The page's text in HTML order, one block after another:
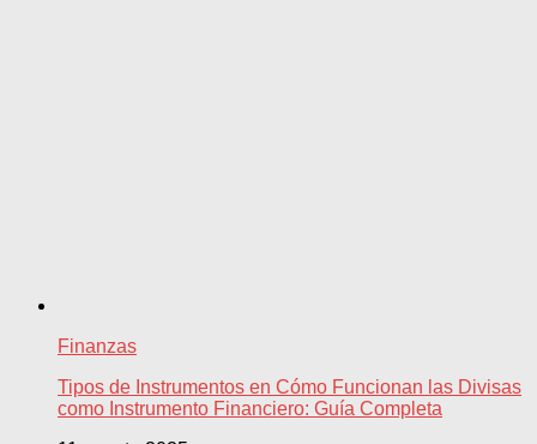
Finanzas
Tipos de Instrumentos en Cómo Funcionan las Divisas
como Instrumento Financiero: Guía Completa